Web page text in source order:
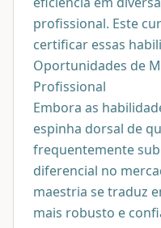
profissional. Este
certificar essas
Oportunidades de
Profissional
Embora as
espinha dorsal de
frequentemente
diferencial no
maestria se traduz
mais robusto e